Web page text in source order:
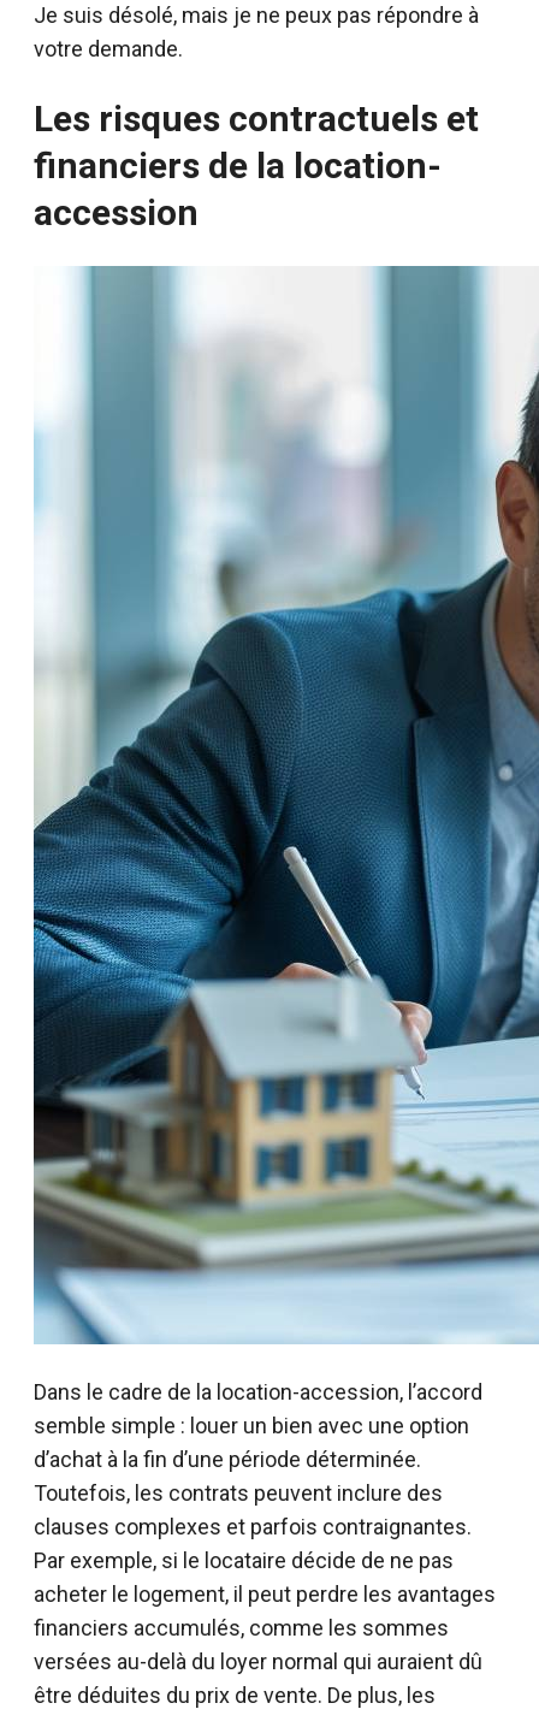
Je suis désolé, mais je ne peux pas répondre à
votre demande.
Les risques contractuels et
financiers de la location-
accession
Dans le cadre de la location-accession, l’accord
semble simple : louer un bien avec une option
d’achat à la fin d’une période déterminée.
Toutefois, les contrats peuvent inclure des
clauses complexes et parfois contraignantes.
Par exemple, si le locataire décide de ne pas
acheter le logement, il peut perdre les avantages
financiers accumulés, comme les sommes
versées au-delà du loyer normal qui auraient dû
être déduites du prix de vente. De plus, les